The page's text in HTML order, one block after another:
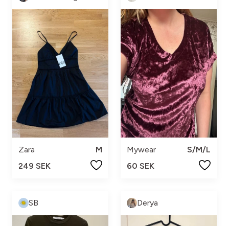
Zara
M
249 SEK
Mywear
S/M/L
60 SEK
SB Derya